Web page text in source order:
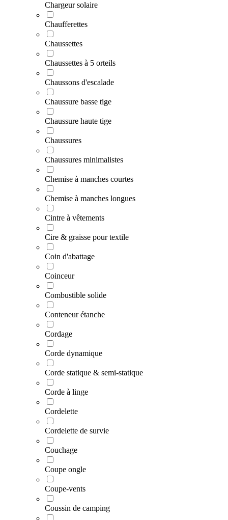
Chargeur solaire
Chaufferettes
Chaussettes
Chaussettes à 5 orteils
Chaussons d'escalade
Chaussure basse tige
Chaussure haute tige
Chaussures
Chaussures minimalistes
Chemise à manches courtes
Chemise à manches longues
Cintre à vêtements
Cire & graisse pour textile
Coin d'abattage
Coinceur
Combustible solide
Conteneur étanche
Cordage
Corde dynamique
Corde statique & semi-statique
Corde à linge
Cordelette
Cordelette de survie
Couchage
Coupe ongle
Coupe-vents
Coussin de camping